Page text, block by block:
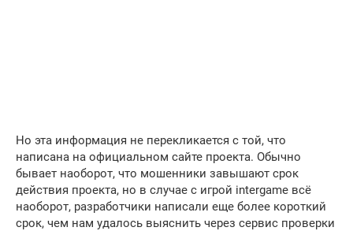
Но эта информация не перекликается с той, что
написана на официальном сайте проекта. Обычно
бывает наоборот, что мошенники завышают срок
действия проекта, но в случае с игрой intergame всё
наоборот, разработчики написали еще более короткий
срок, чем нам удалось выяснить через сервис проверки